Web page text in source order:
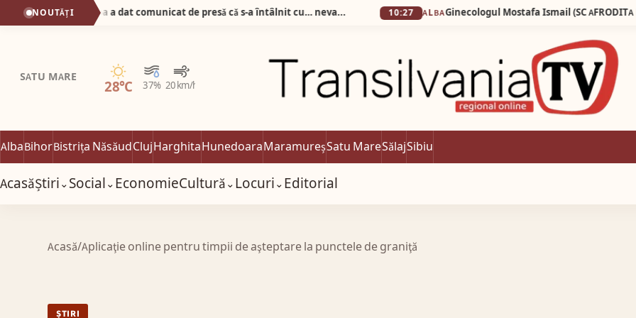
NOUTĂȚI Știrea zilei! Prefectul de Alba a dat comunicat de presǎ cǎ s-a întâlnit cu… nevastă-sa la…Prefecturǎ! 10:27 ALBA
SATU MARE
28°C 37% 20 km/h
Senin
AlbaBihorBistrița NăsăudClujHarghitaHunedoaraMaramureșSatu MareSălajSibiu
AcasăȘtiri⌄Social⌄EconomieCultură⌄Locuri⌄Editorial
Acasă/Aplicaţie online pentru timpii de aşteptare la punctele de graniţă
ȘTIRI